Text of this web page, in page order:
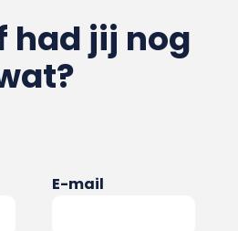
had jij nog
E-mail